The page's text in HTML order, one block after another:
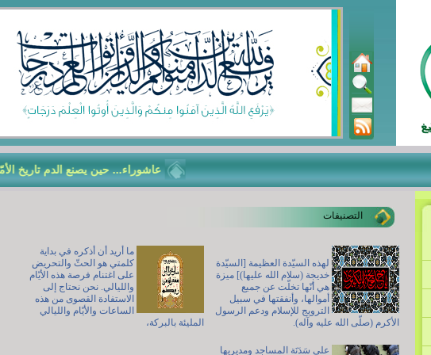
عاشوراء... حين يصنع الدم تاريخ الأمّة
التصنيفات
لهذه السيّدة العظيمة [السيّدة
خديجة (سلام الله عليها)] ميزة
هي أنّها تخلّت عن جميع
أموالها، وأنفقتها في سبيل
الترويج للإسلام ودعم الرسول
الأكرم (صلّى الله عليه وآله).
ما أريد أن أذكره في بداية
كلمتي هو الحثّ والتحريض
على اغتنام فرصة هذه الأيّام
والليالي. نحن نحتاج إلى
الاستفادة القصوى من هذه
الساعات والأيّام والليالي
المليئة بالبركة،
على سَدَنَة المساجد ومديريها